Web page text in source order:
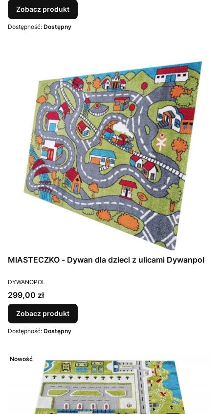
Zobacz produkt
Dostępność: Dostępny
MIASTECZKO - Dywan dla dzieci z ulicami Dywanpol
PRODUCENT
DYWANOPOL
Cena
299,00 zł
Zobacz produkt
Dostępność: Dostępny
Nowość